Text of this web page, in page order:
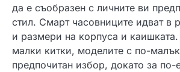
да е съобразен с личните ви
стил. Смарт часовниците идват в
и размери на корпуса и
малки китки, моделите с по-
предпочитан избор, докато за по-